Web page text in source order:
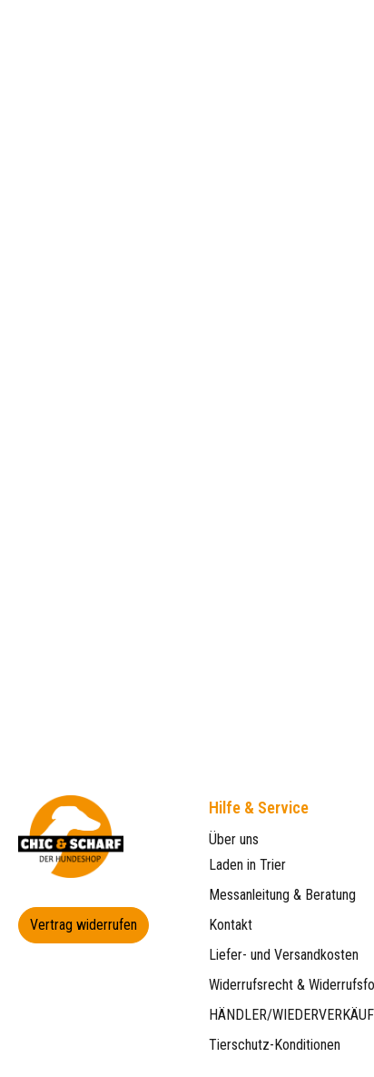
Vertrag widerrufen
Hilfe & Service
Über uns
Laden in Trier
Messanleitung & Beratung
Kontakt
Liefer- und Versandkosten
Widerrufsrecht &
HÄNDLER/
Tierschutz-Konditionen